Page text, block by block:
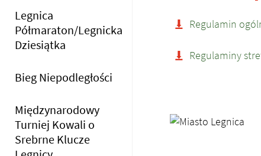
Legnica
Półmaraton/Legnicka
Dziesiątka
Bieg Niepodległości
Międzynarodowy
Turniej Kowali o
Srebrne Klucze
Regulamin
Regulaminy
Banery/Logo